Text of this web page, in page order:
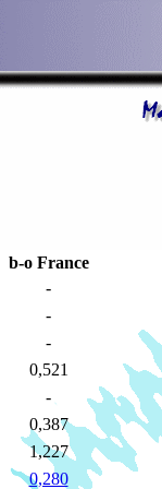
b-o France
-
-
-
0,521
-
0,387
1,227
0,280